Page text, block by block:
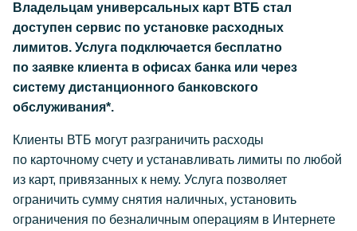
Владельцам универсальных карт ВТБ стал
доступен сервис по установке расходных
лимитов. Услуга подключается бесплатно
по заявке клиента в офисах банка или через
систему дистанционного банковского
обслуживания*.
Клиенты ВТБ могут разграничить расходы
по карточному счету и устанавливать лимиты по любой
из карт, привязанных к нему. Услуга позволяет
ограничить сумму снятия наличных, установить
ограничения по безналичным операциям в Интернете